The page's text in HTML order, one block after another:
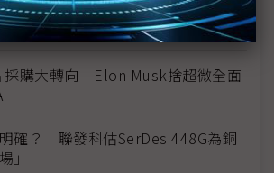
良率達標 聯發科第2代ASIC產品
採購大轉向 Elon Musk捨超微全面
確？ 聯發科估SerDes 448G為銅
」